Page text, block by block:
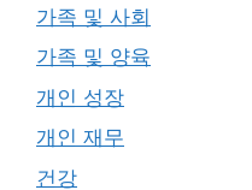
가족 및 사회
가족 및 양육
개인 성장
개인 재무
건강